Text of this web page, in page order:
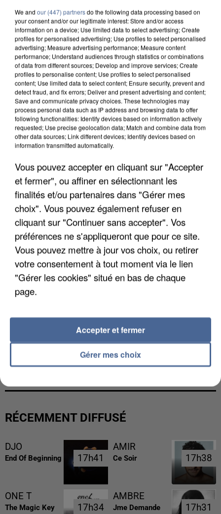
UN SECOND CADRE DE LA DZ MAFIA
INTERPELLÉ EN ALGÉRIE
UNE TOURISTE DE L’OISE EMPORTÉE PAR UNE
COULÉE DE BOUE EN HAUTE-SAVOIE
RÉCEMMENT DIFFUSÉ
DJO
End Of Beginning 17h41
17h41
AMIR
Ce Soir 17h38
17h38
ONE T
The Magic Key 17h34
17h34
AMBRE
Jme Demande 17h31
17h31
We and our (447) partnersdo the following data processing based on
your consent and/or our legitimate interest: Store and/or access
information on a device; Use limited data to select advertising; Create
profiles for personalised advertising; Use profiles to select personalised
advertising; Measure advertising performance; Measure content
performance; Understand audiences through statistics or combinations
of data from different sources; Develop and improve services; Create
profiles to personalise content; Use profiles to select personalised
content; Use limited data to select content; Ensure security, prevent and
detect fraud, and fix errors; Deliver and present advertising and content;
Save and communicate privacy choices. These technologies may
process personal data such as IP address and browsing data to offer
following functionalities: Identify devices based on information actively
requested; Use precise geolocation data; Match and combine data from
other data sources; Link different devices; Identify devices based on
information transmitted automatically.
Vous pouvez accepter en cliquant sur "Accepter
et fermer", ou affiner en sélectionnant les
finalités et/ou partenaires dans "Gérer mes
choix". Vous pouvez également refuser en
cliquant sur "Continuer sans accepter". Vos
préférences ne s'appliqueront que pour ce site.
Vous pouvez mettre à jour vos choix, ou retirer
votre consentement à tout moment via le lien
"Gérer les cookies" situé en bas de chaque
page.
Gérer mes choix
Accepter et fermer